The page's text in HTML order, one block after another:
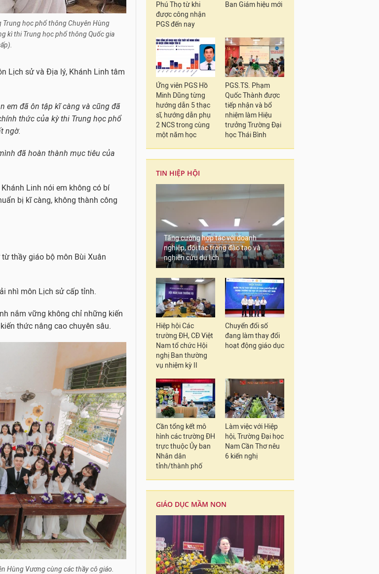
học phổ thông Chuyên Hùng
kì thi Trung học phổ thông Quốc gia
Lịch sử và Địa lý, Khánh Linh tâm
em đã ôn tập kĩ càng và cũng đã
thức của kỳ thi Trung học phổ
ngờ.
đã hoàn thành mục tiêu của
Linh nói em không có bí
bị kĩ càng, không thành công
thầy giáo bộ môn Bùi Xuân
nhì môn Lịch sử cấp tỉnh.
nắm vững không chỉ những kiến
thức nâng cao chuyên sâu.
Hùng Vương cùng các thầy cô giáo.
Phú Thọ từ khi
được công nhận
PGS đến nay
Ban Giám hiệu mới
Ứng viên PGS Hồ
Minh Dũng từng
hướng dẫn 5 thạc
sĩ, hướng dẫn phụ
2 NCS trong cùng
một năm học
PGS.TS. Phạm
Quốc Thành được
tiếp nhận và bổ
nhiệm làm Hiệu
trưởng Trường Đại
học Thái Bình
TIN HIỆP HỘI
Tăng cường hợp tác với doanh
nghiệp, đối tác trong đào tạo và
nghiên cứu du lịch
Hiệp hội Các
trường ĐH, CĐ Việt
Nam tổ chức Hội
nghị Ban thường
vụ nhiệm kỳ II
Chuyển đổi số
đang làm thay đổi
hoạt động giáo dục
Cần tổng kết mô
hình các trường ĐH
trực thuộc Ủy ban
Nhân dân
tỉnh/thành phố
Làm việc với Hiệp
hội, Trường Đại học
Nam Cần Thơ nêu
6 kiến nghị
GIÁO DỤC MẦM NON